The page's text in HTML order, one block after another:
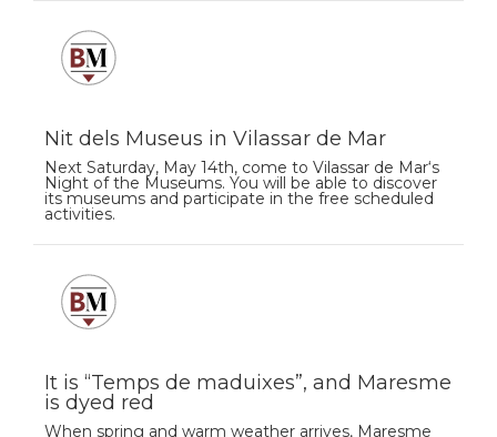
Nit dels Museus in Vilassar de Mar
Next Saturday, May 14th, come to Vilassar de Mar‘s
Night of the Museums. You will be able to discover
its museums and participate in the free scheduled
activities.
It is “Temps de maduixes”, and Maresme
is dyed red
When spring and warm weather arrives, Maresme